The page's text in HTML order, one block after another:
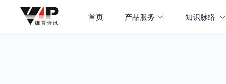
首页 产品服务 知识脉络